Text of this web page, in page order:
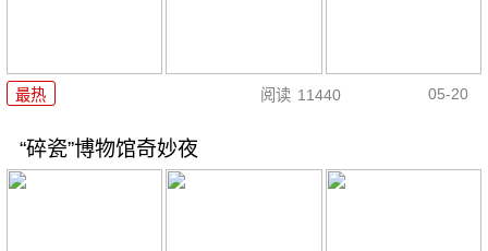
最热 阅读 11440 05-20
“碎瓷”博物馆奇妙夜